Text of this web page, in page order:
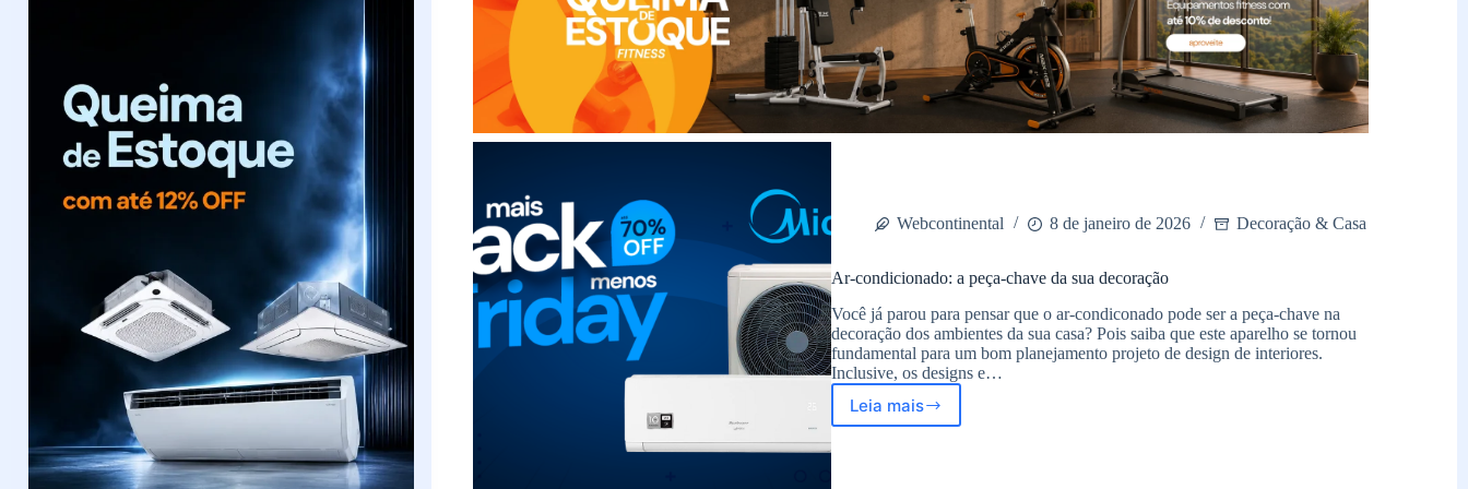
Webcontinental 8 de janeiro de 2026 Decoração & Casa
Ar-condicionado: a peça-chave da sua decoração
Você já parou para pensar que o ar-condiconado pode ser a peça-chave na
decoração dos ambientes da sua casa? Pois saiba que este aparelho se tornou
fundamental para um bom planejamento projeto de design de interiores.
Inclusive, os designs e…
Leia mais
Ar-